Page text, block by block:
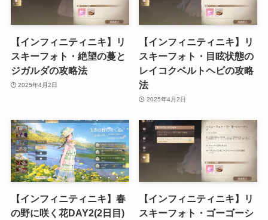
【インフィニティニキ】リ
スキーフォト・絶望の蔓と
ジガルダの攻略法
2025年4月2日
【インフィニティニキ】リ
スキーフォト・目眩状態の
レイコクベルトヘビの攻略
法
2025年4月2日
【インフィニティニキ】春
の野に咲く花DAY2(2日目)
【インフィニティニキ】リ
スキーフォト・ゴーゴーシ